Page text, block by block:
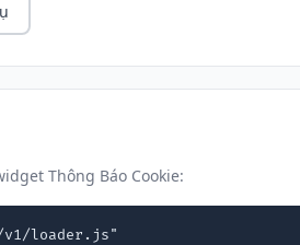
Thông Báo Cookie:
loader.js"